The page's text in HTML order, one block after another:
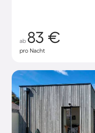
ab 83 €
pro Nacht